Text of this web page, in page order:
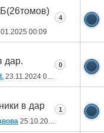
00:09
4
дар.
23.11.2024 05:31
0
в дар
25.10.2024
1